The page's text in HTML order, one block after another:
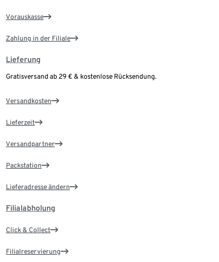
Vorauskasse
Zahlung in der Filiale
Lieferung
Gratisversand ab 29 € & kostenlose Rücksendung.
Versandkosten
Lieferzeit
Versandpartner
Packstation
Lieferadresse ändern
Filialabholung
Click & Collect
Filialreservierung